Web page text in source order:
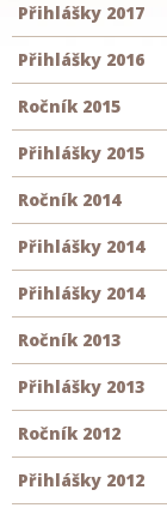
Přihlášky 2017
Přihlášky 2016
Ročník 2015
Přihlášky 2015
Ročník 2014
Přihlášky 2014
Přihlášky 2014
Ročník 2013
Přihlášky 2013
Ročník 2012
Přihlášky 2012